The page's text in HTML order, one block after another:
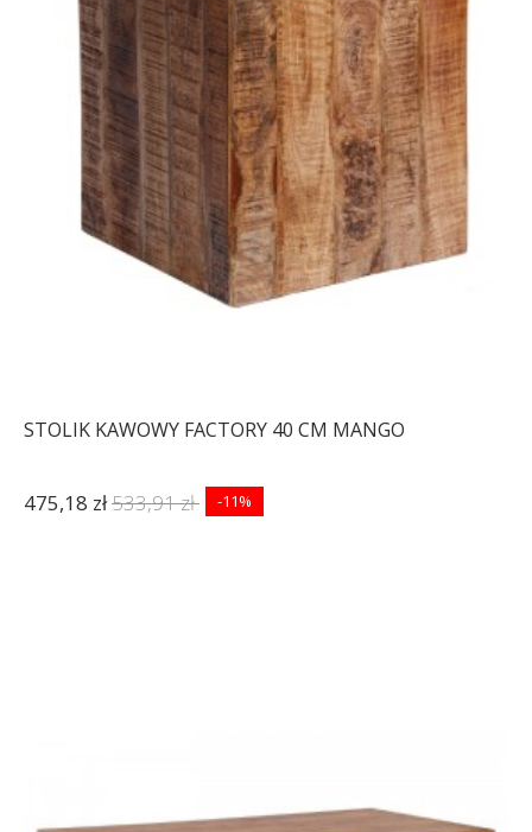
STOLIK KAWOWY FACTORY 40 CM MANGO
475,18 zł533,91 zł -11%